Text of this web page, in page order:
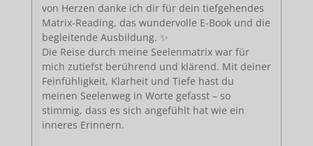
von Herzen danke ich dir für dein tiefgehendes
Matrix-Reading, das wundervolle E-Book und die
begleitende Ausbildung. ✨
Die Reise durch meine Seelenmatrix war für
mich zutiefst berührend und klärend. Mit deiner
Feinfühligkeit, Klarheit und Tiefe hast du
meinen Seelenweg in Worte gefasst – so
stimmig, dass es sich angefühlt hat wie ein
inneres Erinnern.